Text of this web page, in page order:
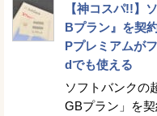
【神コスパ!!】
Bプラン』を契
Pプレミアムが
dでも使える
ソフトバンクの
GBプラン」を